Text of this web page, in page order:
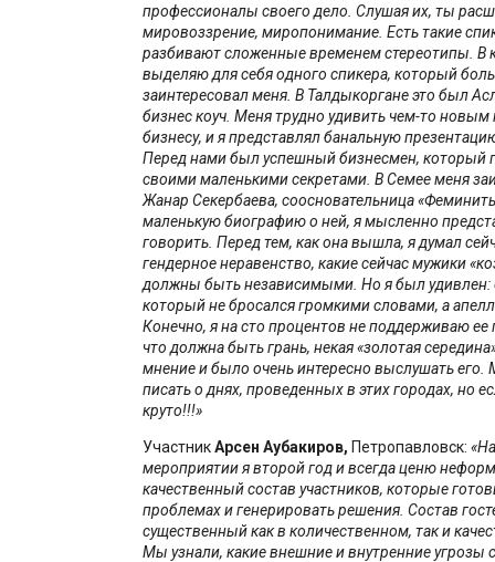
профессионалы своего дело. Слушая их, ты
мировоззрение, миропонимание. Есть такие
разбивают сложенные временем стереотипы. В
выделяю для себя одного спикера, который
заинтересовал меня. В Талдыкоргане это был
бизнес коуч. Меня трудно удивить чем-то новым
бизнесу, и я представлял банальную
Перед нами был успешный бизнесмен, который
своими маленькими секретами. В Семее меня
Жанар Секербаева, соосновательница
маленькую биографию о ней, я мысленно
говорить. Перед тем, как она вышла, я думал
гендерное неравенство, какие сейчас мужики
должны быть независимыми. Но я был удивлен:
который не бросался громкими словами, а
Конечно, я на сто процентов не поддерживаю ее
что должна быть грань, некая «золотая
мнение и было очень интересно выслушать
писать о днях, проведенных в этих городах, но
круто!!!»
УчастникАрсен Аубакиров, Петропавловск:
мероприятии я второй год и всегда ценю
качественный состав участников, которые
проблемах и генерировать решения. Состав
существенный как в количественном, так и
Мы узнали, какие внешние и внутренние угрозы